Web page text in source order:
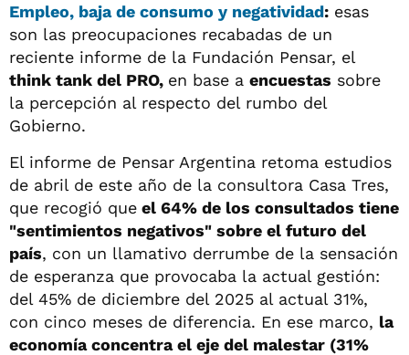
Empleo, baja de consumo y negatividad: esas
son las preocupaciones recabadas de un
reciente informe de la Fundación Pensar, el
think tank del PRO, en base a encuestas sobre
la percepción al respecto del rumbo del
Gobierno.
El informe de Pensar Argentina retoma estudios
de abril de este año de la consultora Casa Tres,
que recogió que el 64% de los consultados tiene
"sentimientos negativos" sobre el futuro del
país, con un llamativo derrumbe de la sensación
de esperanza que provocaba la actual gestión:
del 45% de diciembre del 2025 al actual 31%,
con cinco meses de diferencia. En ese marco, la
economía concentra el eje del malestar (31%